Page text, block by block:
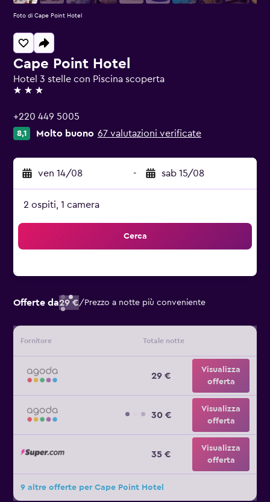
Cape Point Hotel
Hotel 3 stelle con Piscina scoperta
3 stelle
+220 449 5005
8,1 Molto buono 67 valutazioni verificate
ven 14/08 - sab 15/08
2 ospiti, 1 camera
Cerca
Offerte da29 €/ Prezzo a notte più conveniente
Fornitore Totale notte
29 €
Visualizza
offerta
30 €
Visualizza
offerta
35 €
Visualizza
offerta
9 altre offerte per Cape Point Hotel
Foto di Cape Point Hotel